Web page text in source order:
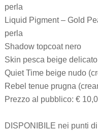
perla
Liquid Pigment – Gold
perla
Shadow topcoat nero
Skin pesca beige
Quiet Time beige nudo
Rebel tenue prugna
Prezzo al pubblico: €
DISPONIBILE nei punti